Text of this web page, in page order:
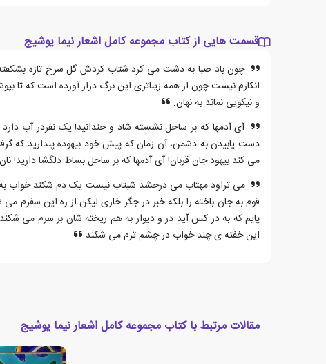
قسمت هایی از کتاب مجموعه کامل اشعار نیما یوشیج
چون باد صبا به دشت می کرد شتاب کردش گل سرخ تازه
انکارم نیست چون از همه زیباتری این برگ دراز آورده است که
و نیکویی نماند به نهان.
آی آدمها که بر ساحل نشسته شاد و خندانید! یک نفردر آب
دست یابیدن به دشمن، آن زمان که پیش خود بیهوده پندارید که
می کند بیهود جان قربان! آی آدمها که بر ساحل بساط دلگشا دارید!
می تراود مهتاب می درخشد شبتاب نیست یک دم شکند خواب
قوم به جان باخته را بلکه خبر در جگر خاری لیکن از ره این
پایم که به در کس آید در و دیوار به هم ریخته شان بر سرم می
این خفته ی چند خواب در چشم ترم می شکند
مقالات مرتبط با کتاب مجموعه کامل اشعار نیما یوشیج